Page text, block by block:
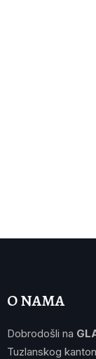
O NAMA
Dobrodošli na
Tuzlanskog